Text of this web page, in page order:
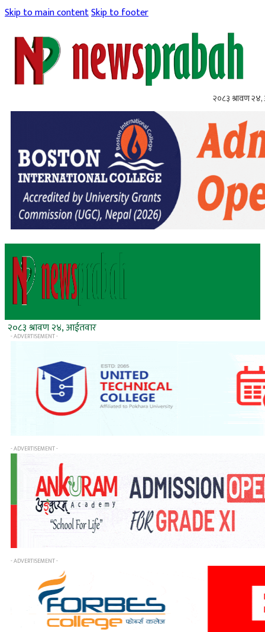
Skip to main contentSkip to footer
२०८३ श्रावण
२०८३ श्रावण २४, आईतवार
- ADVERTISEMENT -
- ADVERTISEMENT -
- ADVERTISEMENT -